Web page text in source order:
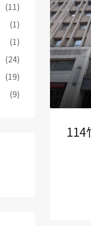
114
(11)
(1)
(1)
(24)
(19)
(9)